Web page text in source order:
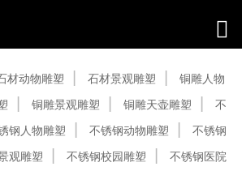
材动物雕塑 石材景观雕塑
铜雕人物
铜雕景观雕塑 铜雕天壶雕塑
不
钢人物雕塑 不锈钢动物雕塑
不锈钢
观雕塑 不锈钢校园雕塑
不锈钢医院